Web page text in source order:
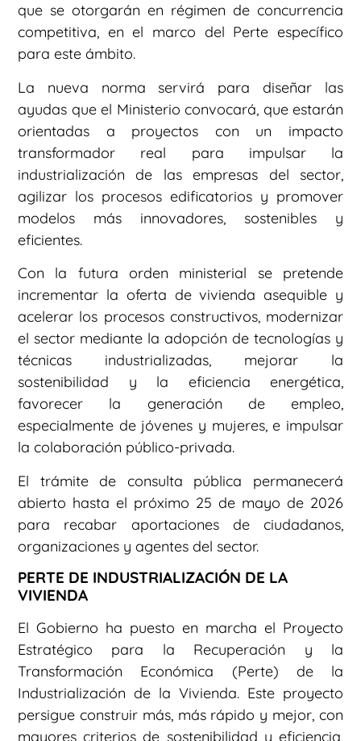
que se otorgarán en régimen de concurrencia
competitiva, en el marco del Perte específico
para este ámbito.
La nueva norma servirá para diseñar las
ayudas que el Ministerio convocará, que estarán
orientadas a proyectos con un impacto
transformador real para impulsar la
industrialización de las empresas del sector,
agilizar los procesos edificatorios y promover
modelos más innovadores, sostenibles y
eficientes.
Con la futura orden ministerial se pretende
incrementar la oferta de vivienda asequible y
acelerar los procesos constructivos, modernizar
el sector mediante la adopción de tecnologías y
técnicas industrializadas, mejorar la
sostenibilidad y la eficiencia energética,
favorecer la generación de empleo,
especialmente de jóvenes y mujeres, e impulsar
la colaboración público-privada.
El trámite de consulta pública permanecerá
abierto hasta el próximo 25 de mayo de 2026
para recabar aportaciones de ciudadanos,
organizaciones y agentes del sector.
PERTE DE INDUSTRIALIZACIÓN DE LA
VIVIENDA
El Gobierno ha puesto en marcha el Proyecto
Estratégico para la Recuperación y la
Transformación Económica (Perte) de la
Industrialización de la Vivienda. Este proyecto
persigue construir más, más rápido y mejor, con
mayores criterios de sostenibilidad y eficiencia,